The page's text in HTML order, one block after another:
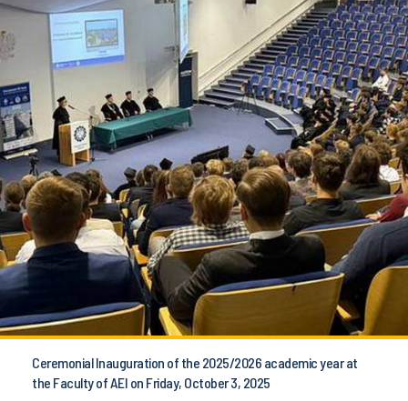
Ceremonial Inauguration of the 2025/2026 academic year at
the Faculty of AEI on Friday, October 3, 2025